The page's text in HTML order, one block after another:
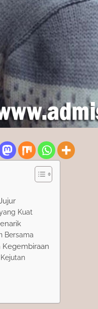
Kuat
Bersama
Kegembiraan